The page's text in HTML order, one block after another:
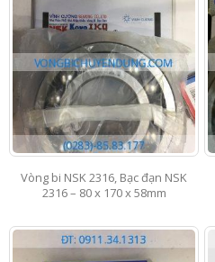
Vòng bi NSK 2316, Bạc đạn NSK
2316 – 80 x 170 x 58mm